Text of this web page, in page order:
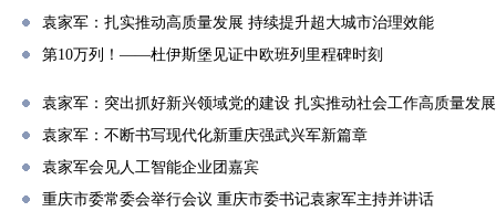
袁家军：扎实推动高质量发展 持续提升超大城市治理效能
第10万列！——杜伊斯堡见证中欧班列里程碑时刻
袁家军：突出抓好新兴领域党的建设 扎实推动社会工作高质量发展
袁家军：不断书写现代化新重庆强武兴军新篇章
袁家军会见人工智能企业团嘉宾
重庆市委常委会举行会议 重庆市委书记袁家军主持并讲话